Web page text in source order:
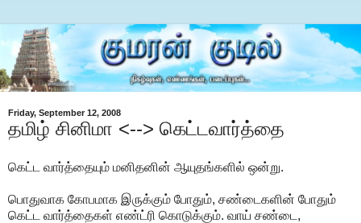
Friday, September 12, 2008
தமிழ் சினிமா <--> கெட்டவார்த்தை
கெட்ட வார்த்தையும் மனிதனின் ஆயுதங்களில் ஒன்று.
பொதுவாக கோபமாக இருக்கும் போதும், சண்டைகளின் போதும்
கெட்ட வார்த்தைகள் எண்ட்ரி கொடுக்கும். வாய் சண்டை,